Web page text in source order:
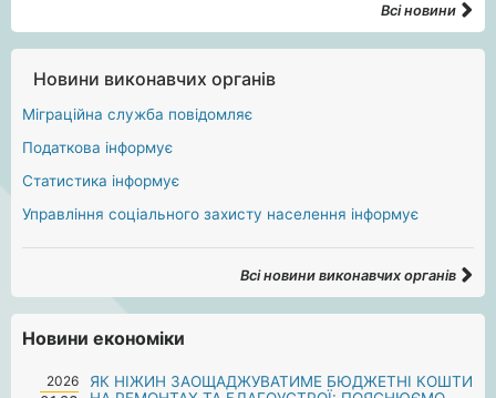
Всі новини
Новини виконавчих органів
Міграційна служба повідомляє
Податкова інформує
Статистика інформує
Управління соціального захисту населення інформує
Всі новини виконавчих органів
Новини економіки
2026
ЯК НІЖИН ЗАОЩАДЖУВАТИМЕ БЮДЖЕТНІ КОШТИ